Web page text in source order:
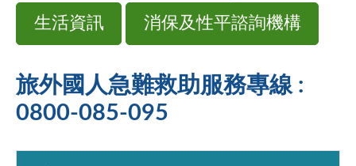
生活資訊 消保及性平諮詢機構
旅外國人急難救助服務專線 :
0800-085-095